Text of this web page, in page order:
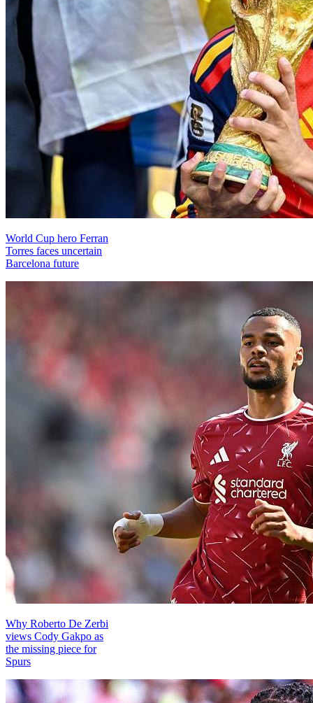
World Cup hero Ferran
Torres faces uncertain
Barcelona future
Why Roberto De Zerbi
views Cody Gakpo as
the missing piece for
Spurs